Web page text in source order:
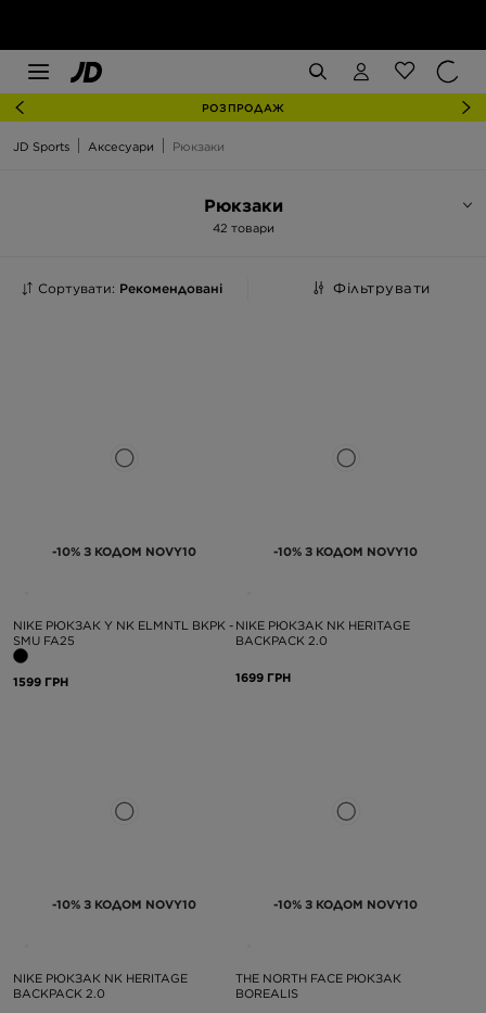
РОЗПРОДАЖ
JD Sports Аксесуари Рюкзаки
Рюкзаки
42 товари
Сортувати: Рекомендовані Фільтрувати
-10% З КОДОМ NOVY10
NIKE РЮКЗАК Y NK ELMNTL BKPK -
SMU FA25
1599 ГРН
-10% З КОДОМ NOVY10
NIKE РЮКЗАК NK HERITAGE
BACKPACK 2.0
1699 ГРН
-10% З КОДОМ NOVY10
NIKE РЮКЗАК NK HERITAGE
BACKPACK 2.0
-10% З КОДОМ NOVY10
THE NORTH FACE РЮКЗАК
BOREALIS